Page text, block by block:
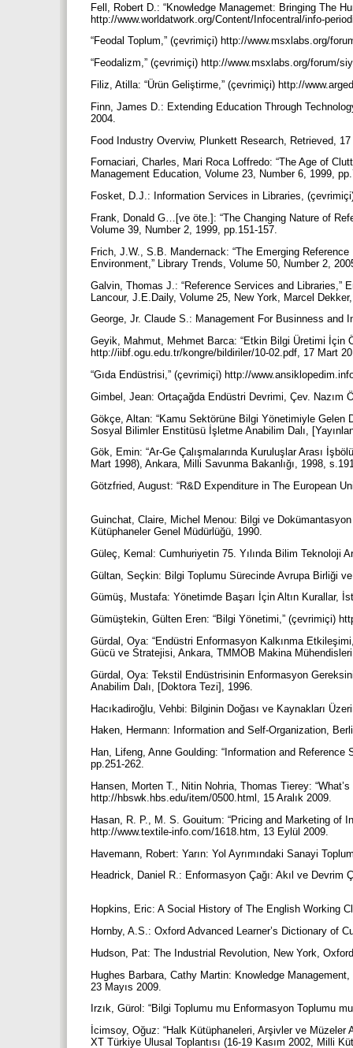
Fell, Robert D.: “Knowledge Managemet: Bringing The
http://www.worldatwork.org/Content/Infocentral/info-
“Feodal Toplum,” (çevrimiçi) http://www.msxlabs.org/
“Feodalizm,” (çevrimiçi) http://www.msxlabs.org/forum/
Filiz, Atilla: “Ürün Geliştirme,” (çevrimiçi) http://
Finn, James D.: Extending Education Through
2004.
Food Industry Overviw, Plunkett Research, Retrieved,
Fornaciari, Charles, Mari Roca Loffredo: “The Age of
Management Education, Volume 23, Number 6, 1999,
Fosket, D.J.: Information Services in Libraries,
Frank, Donald G…[ve öte.]: “The Changing Nature of
Volume 39, Number 2, 1999, pp.151-157.
Frich, J.W., S.B. Mandernack: “The Emerging
Environment,” Library Trends, Volume 50, Number 2,
Galvin, Thomas J.: “Reference Services and Libraries,”
Lancour, J.E.Daily, Volume 25, New York, Marcel
George, Jr. Claude S.: Management For Businness
Geyik, Mahmut, Mehmet Barca: “Etkin Bilgi Üretimi İçin
http://iibf.ogu.edu.tr/kongre/bildiriler/10-02.pdf, 17 Mart
“Gıda Endüstrisi,” (çevrimiçi) http://
Gimbel, Jean: Ortaçağda Endüstri Devrimi, Çev. Nazım
Gökçe, Altan: “Kamu Sektörüne Bilgi Yönetimiyle Gelen
Sosyal Bilimler Enstitüsü İşletme Anabilim Dalı,
Gök, Emin: “Ar-Ge Çalışmalarında Kuruluşlar Arası
Mart 1998), Ankara, Milli Savunma Bakanlığı, 1998,
Götzfried, August: “R&D Expenditure in The European
Guinchat, Claire, Michel Menou: Bilgi ve
Kütüphaneler Genel Müdürlüğü, 1990.
Güleç, Kemal: Cumhuriyetin 75. Yılında Bilim Teknoloji
Gültan, Seçkin: Bilgi Toplumu Sürecinde Avrupa Birliği
Gümüş, Mustafa: Yönetimde Başarı İçin Altın Kurallar,
Gümüştekin, Gülten Eren: “Bilgi Yönetimi,” (çevrimiçi)
Gürdal, Oya: “Endüstri Enformasyon Kalkınma
Gücü ve Stratejisi, Ankara, TMMOB Makina
Gürdal, Oya: Tekstil Endüstrisinin Enformasyon
Anabilim Dalı, [Doktora Tezi], 1996.
Hacıkadiroğlu, Vehbi: Bilginin Doğası ve Kaynakları
Haken, Hermann: Information and Self-Organization,
Han, Lifeng, Anne Goulding: “Information and
pp.251-262.
Hansen, Morten T., Nitin Nohria, Thomas Tierey:
http://hbswk.hbs.edu/item/0500.html, 15 Aralık 2009.
Hasan, R. P., M. S. Gouitum: “Pricing and Marketing of
http://www.textile-info.com/1618.htm, 13 Eylül 2009.
Havemann, Robert: Yarın: Yol Ayrımındaki Sanayi
Headrick, Daniel R.: Enformasyon Çağı: Akıl ve Devrim
Hopkins, Eric: A Social History of The English Working
Hornby, A.S.: Oxford Advanced Learner’s Dictionary of
Hudson, Pat: The Industrial Revolution, New York,
Hughes Barbara, Cathy Martin: Knowledge
23 Mayıs 2009.
Irzık, Gürol: “Bilgi Toplumu mu Enformasyon Toplumu
İcimsoy, Oğuz: “Halk Kütüphaneleri, Arşivler ve
XT Türkiye Ulusal Toplantısı (16-19 Kasım 2002, Milli